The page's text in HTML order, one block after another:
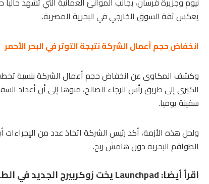
يعكس ثقة السوق الخارجي في البحرية المصرية.
انخفاض حجم أعمال الشركة نتيجة التوتر في البحر الأحمر
سفينة يوميا.
ولحل هذه الأزمة، أكد رئيس الشركة اتخاذ عدد من
الطواقم البحرية دون هامش ربح.
اقرأ أيضا:Launchpad يخت زوكربيرج الجديد في الطريق إلى الولايات المتحدة الأمريكية